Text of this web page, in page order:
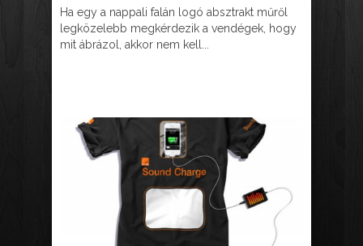
Ha egy a nappali falán logó absztrakt műről
legközelebb megkérdezik a vendégek, hogy
mit ábrázol, akkor nem kell...